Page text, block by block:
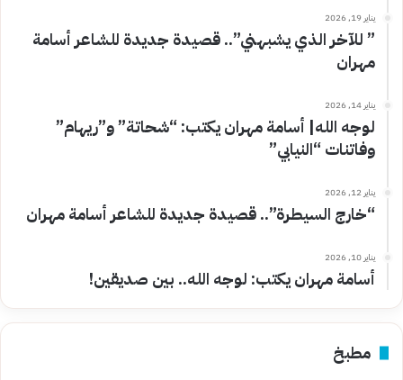
يناير 19, 2026
” للآخر الذي يشبهني”.. قصيدة جديدة للشاعر أسامة
مهران
يناير 14, 2026
لوجه الله| أسامة مهران يكتب: “شحاتة” و”ريهام”
وفاتنات “النيابي”
يناير 12, 2026
“خارج السيطرة”.. قصيدة جديدة للشاعر أسامة مهران
يناير 10, 2026
أسامة مهران يكتب: لوجه الله.. بين صديقين!
مطبخ